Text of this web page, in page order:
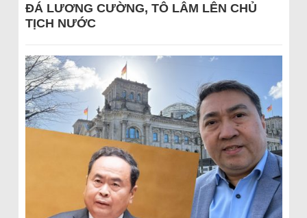
ĐÁ LƯƠNG CƯỜNG, TÔ LÂM LÊN CHỦ
TỊCH NƯỚC